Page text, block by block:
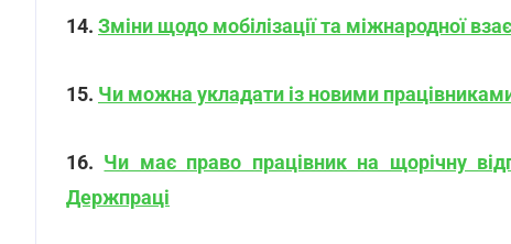
14. Зміни щодо мобілізації та міжнародної
15. Чи можна укладати із новими працівниками
16. Чи має право працівник на щорічну
Держпраці